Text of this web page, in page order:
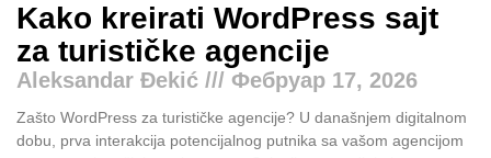
Kako kreirati WordPress sajt
za turističke agencije
Aleksandar Đekić Фебруар 17, 2026
Zašto WordPress za turističke agencije? U današnjem digitalnom
dobu, prva interakcija potencijalnog putnika sa vašom agencijom